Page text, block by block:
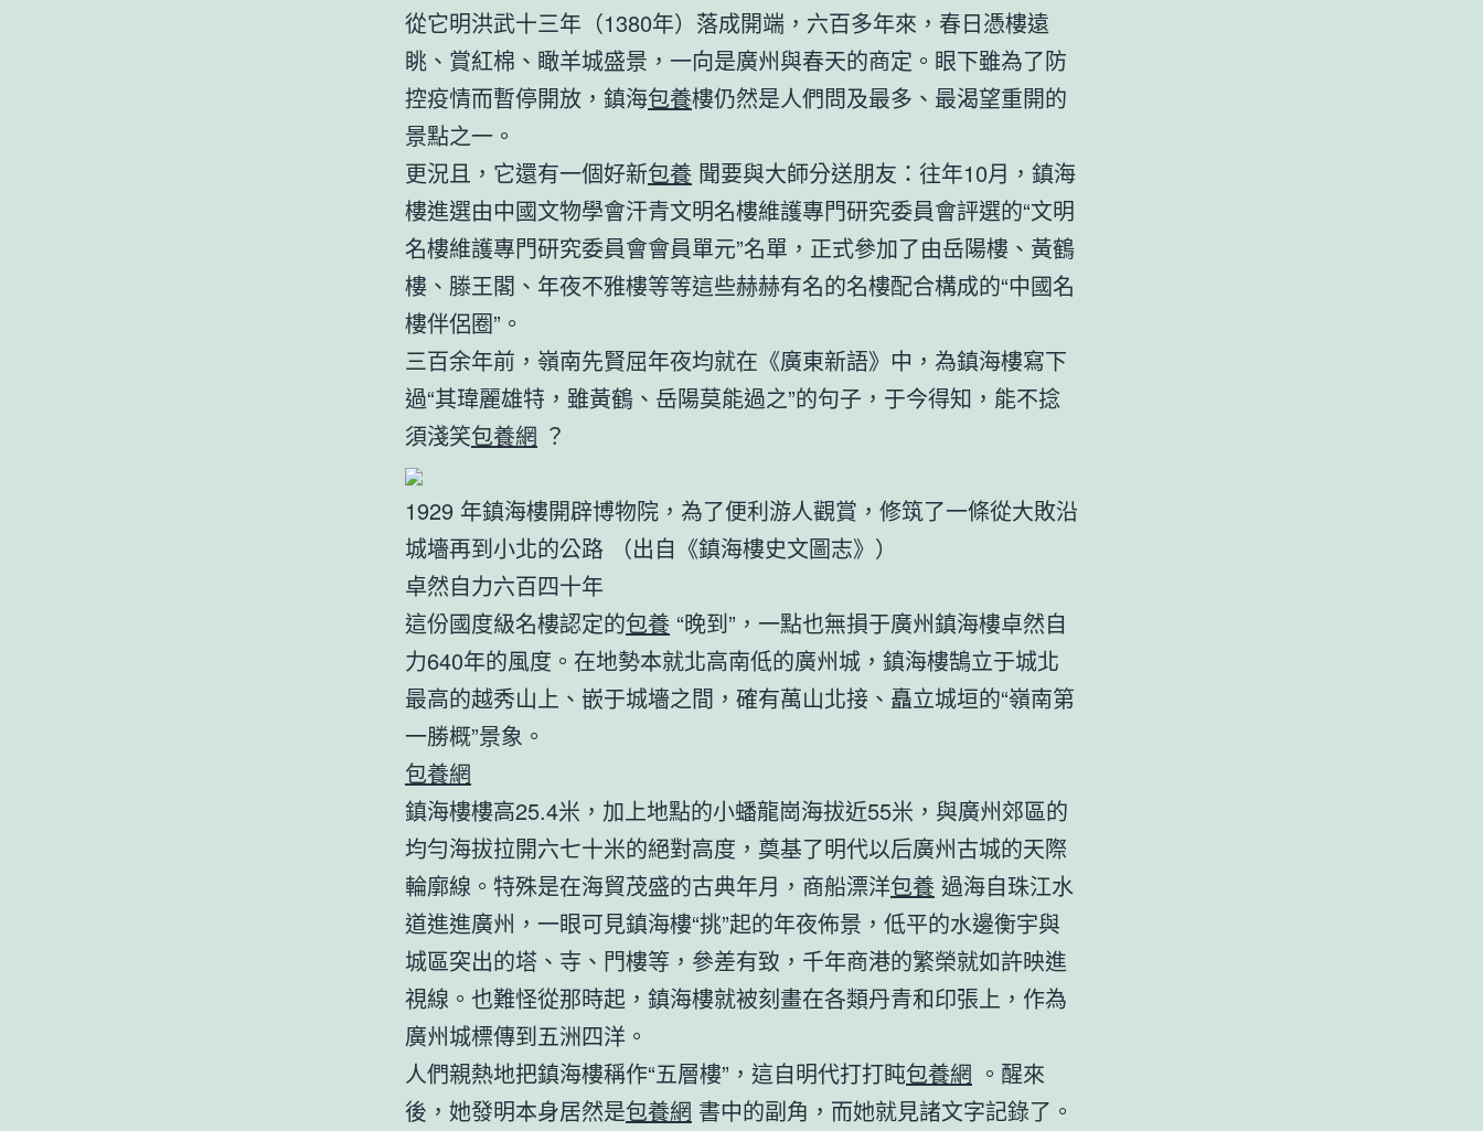
從它明洪武十三年（1380年）落成開端，六百多年來，春日憑樓遠
眺、賞紅棉、瞰羊城盛景，一向是廣州與春天的商定。眼下雖為了防
控疫情而暫停開放，鎮海包養樓仍然是人們問及最多、最渴望重開的
景點之一。
更況且，它還有一個好新包養 聞要與大師分送朋友：往年10月，鎮海
樓進選由中國文物學會汗青文明名樓維護專門研究委員會評選的“文明
名樓維護專門研究委員會會員單元”名單，正式參加了由岳陽樓、黃鶴
樓、滕王閣、年夜不雅樓等等這些赫赫有名的名樓配合構成的“中國名
樓伴侶圈”。
三百余年前，嶺南先賢屈年夜均就在《廣東新語》中，為鎮海樓寫下
過“其瑋麗雄特，雖黃鶴、岳陽莫能過之”的句子，于今得知，能不捻
須淺笑包養網 ？
1929 年鎮海樓開辟博物院，為了便利游人觀賞，修筑了一條從大敗沿
城墻再到小北的公路 （出自《鎮海樓史文圖志》）
卓然自力六百四十年
這份國度級名樓認定的包養 “晚到”，一點也無損于廣州鎮海樓卓然自
力640年的風度。在地勢本就北高南低的廣州城，鎮海樓鵠立于城北
最高的越秀山上、嵌于城墻之間，確有萬山北接、矗立城垣的“嶺南第
一勝概”景象。
包養網
鎮海樓樓高25.4米，加上地點的小蟠龍崗海拔近55米，與廣州郊區的
均勻海拔拉開六七十米的絕對高度，奠基了明代以后廣州古城的天際
輪廓線。特殊是在海貿茂盛的古典年月，商船漂洋包養 過海自珠江水
道進進廣州，一眼可見鎮海樓“挑”起的年夜佈景，低平的水邊衡宇與
城區突出的塔、寺、門樓等，參差有致，千年商港的繁榮就如許映進
視線。也難怪從那時起，鎮海樓就被刻畫在各類丹青和印張上，作為
廣州城標傳到五洲四洋。
人們親熱地把鎮海樓稱作“五層樓”，這自明代打打盹包養網 。醒來
後，她發明本身居然是包養網 書中的副角，而她就見諸文字記錄了。